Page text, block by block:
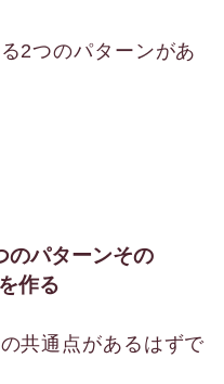
2つのパターンがあ
のパターンその
作る
共通点があるはずで